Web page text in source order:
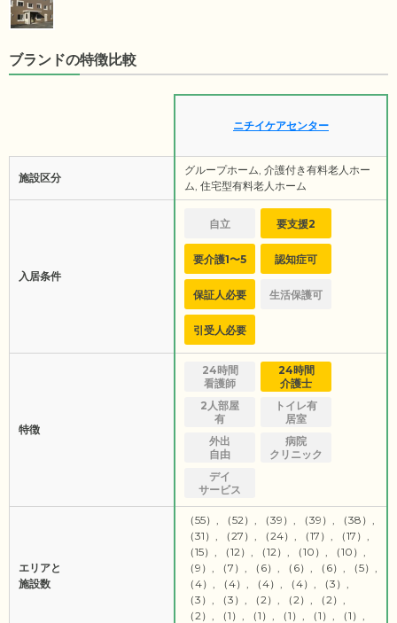
ブランドの特徴比較
ニチイケアセンター
施設区分
グループホーム, 介護付き有料老人ホー
ム, 住宅型有料老人ホーム
入居条件
自立 要支援2
要介護1〜5 認知症可
保証人必要 生活保護可
引受人必要
特徴
24時間
看護師
24時間
介護士
2人部屋
有
トイレ有
居室
外出
自由
病院
クリニック
デイ
サービス
エリアと
施設数
（55）, （52）, （39）, （39）, （38）,
（31）, （27）, （24）, （17）, （17）,
（15）, （12）, （12）, （10）, （10）,
（9）, （7）, （6）, （6）, （6）, （5）,
（4）, （4）, （4）, （4）, （3）,
（3）, （3）, （2）, （2）, （2）,
（2）, （1）, （1）, （1）, （1）, （1）,